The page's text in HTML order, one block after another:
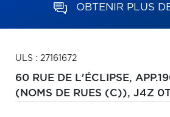
OBTENIR PLUS
ULS : 27161672
60 RUE DE L'ÉCLIPSE,
(NOMS DE RUES (C)), J4Z